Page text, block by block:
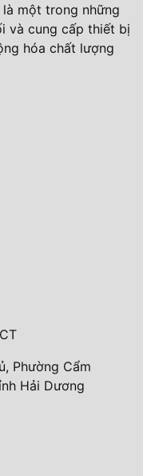
là một trong những
và cung cấp thiết bị
hóa chất lượng
Phường Cẩm
Hải Dương